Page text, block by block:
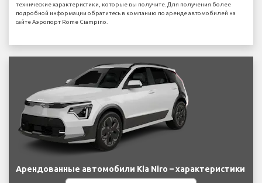
технические характеристики, которые вы получите. Для получения более
подробной информации обратитесь в компанию по аренде автомобилей на
сайте Аэропорт Rome Ciampino.
Арендованные автомобили Kia Niro – характеристики